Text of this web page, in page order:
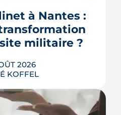
à hélium
de chaleur
grandeur nature.
à Nantes :
militaire ?
2026
KOFFEL